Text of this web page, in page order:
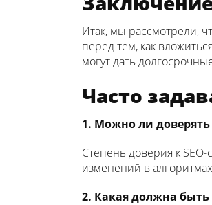
Итак, мы рассмотрели,
перед тем, как
могут дать
Часто
1. Можно ли
Степень доверия к
изменений в
2. Какая должна быть